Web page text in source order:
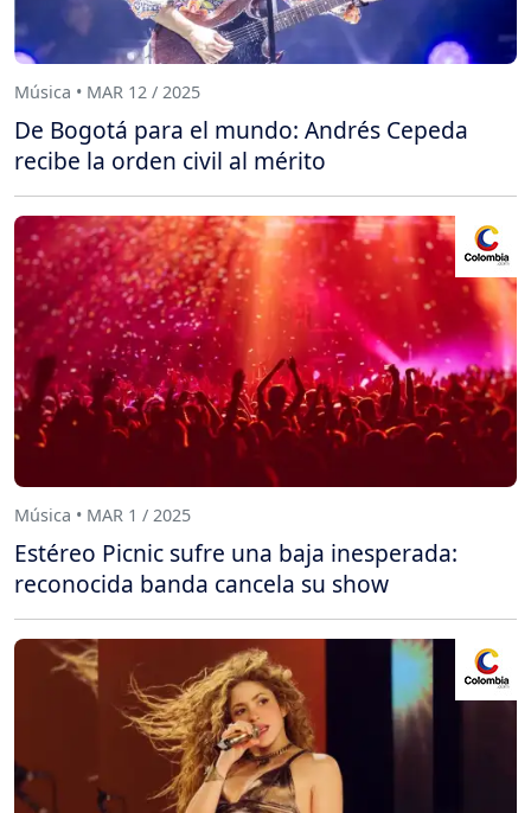
Música • MAR 12 / 2025
De Bogotá para el mundo: Andrés Cepeda
recibe la orden civil al mérito
Música • MAR 1 / 2025
Estéreo Picnic sufre una baja inesperada:
reconocida banda cancela su show